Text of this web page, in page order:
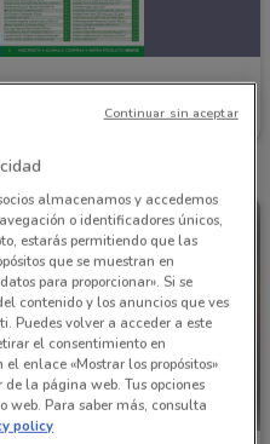
724 m
almacenamos y accedemos
o identificadores únicos,
estarás permitiendo que las
que se muestran en
para proporcionar». Si se
contenido y los anuncios que ves
Puedes volver a acceder a este
el consentimiento en
enlace «Mostrar los propósitos»
la página web. Tus opciones
web. Para saber más, consulta
policy
Continuar sin aceptar